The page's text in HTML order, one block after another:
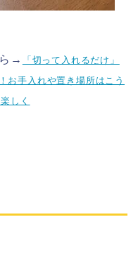
→
「切って入れるだけ」
お手入れや置き場所はこう
しく